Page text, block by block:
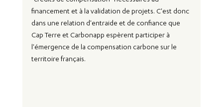
financement et à la validation de projets. C'est donc
dans une relation d'entraide et de confiance que
Cap Terre et Carbonapp espèrent participer à
l'émergence de la compensation carbone sur le
territoire français.